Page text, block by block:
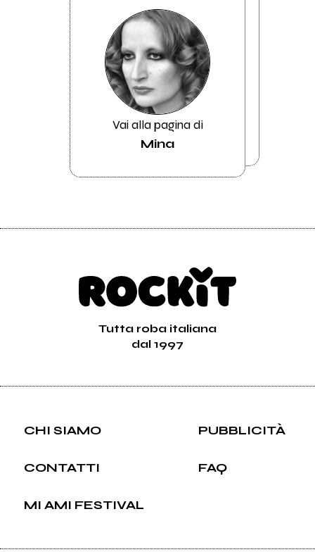
Vai alla pagina di
Mina
Tutta roba italiana
dal 1997
CHI SIAMO PUBBLICITÀ
CONTATTI FAQ
MI AMI FESTIVAL